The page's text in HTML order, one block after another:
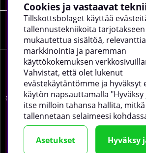
YRITYKSEN TIEDOT
© 2026 tillskottsbolaget.fi.
täältä.
Cookies ja vastaavat
Tillskottsbolaget käyttää
tallennustekniikoita
mukautettua sisältöä, relevanttia
markkinointia ja paremman
käyttökokemuksen
Vahvistat, että olet lukenut
evästekäytäntömme ja hyväksyt
käytön napsauttamalla "Hyväksy
itse milloin tahansa hallita,
tallennetaan selaimeesi
Asetukset Hyväksy